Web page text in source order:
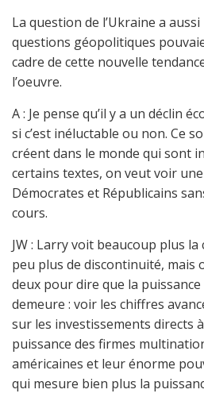
La question de l’Ukraine a
questions géopolitiques
cadre de cette nouvelle
l’oeuvre.
A : Je pense qu’il y a un déclin
si c’est inéluctable ou non. Ce
créent dans le monde qui sont
certains textes, on veut voir
Démocrates et Républicains
cours.
JW : Larry voit beaucoup plus
peu plus de discontinuité, mais
deux pour dire que la puissance
demeure : voir les chiffres
sur les investissements directs
puissance des firmes
américaines et leur énorme
qui mesure bien plus la